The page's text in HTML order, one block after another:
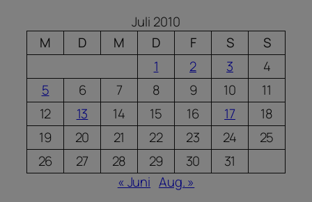
Juli 2010
M
D M D F S
S
1
2 3
4
5
6 7 8 9 10
11
12
13 14 15 16 17
18
19
20 21 22 23 24
25
26
27 28 29 30
31
« Juni Aug. »